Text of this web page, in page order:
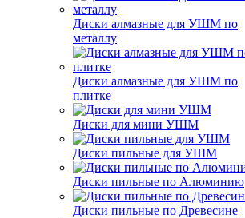
Диски алмазные для УШМ по
металлу
Диски алмазные для УШМ по
плитке
Диски для мини УШМ
Диски пильные для УШМ
Диски пильные по Алюминию
Диски пильные по Древесине